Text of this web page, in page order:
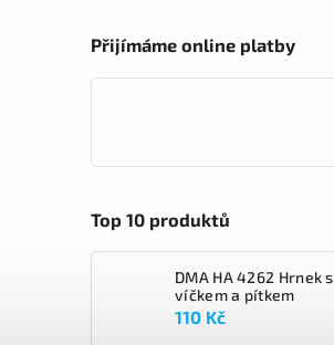
Přijímáme online platby
Top 10 produktů
DMA HA 4262 Hrnek s
víčkem a pítkem
110 Kč